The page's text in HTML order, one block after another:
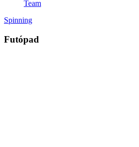
Team
Spinning
Futópad